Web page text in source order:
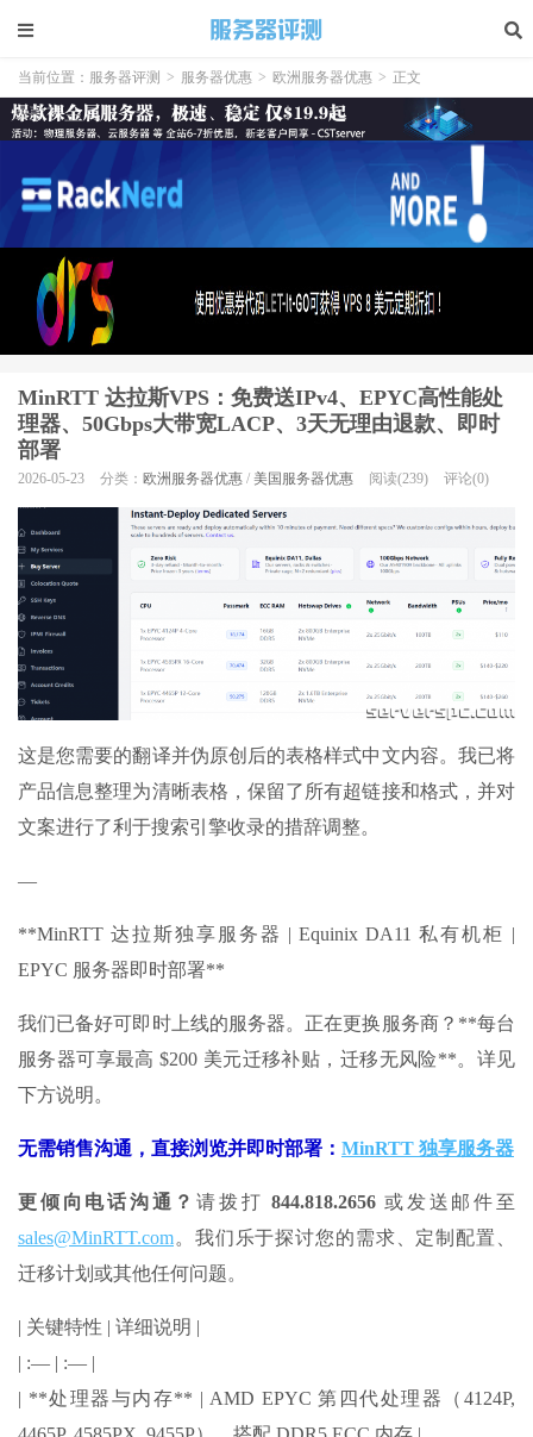
当前位置： 服务器评测 > 服务器优惠 > 欧洲服务器优惠 > 正文
MinRTT 达拉斯VPS：免费送IPv4、EPYC高性能处
理器、50Gbps大带宽LACP、3天无理由退款、即时
部署
2026-05-23 分类： 欧洲服务器优惠 / 美国服务器优惠 阅读(239) 评论(0)
这是您需要的翻译并伪原创后的表格样式中文内容。我已将
产品信息整理为清晰表格，保留了所有超链接和格式，并对
文案进行了利于搜索引擎收录的措辞调整。
—
**MinRTT 达拉斯独享服务器 | Equinix DA11 私有机柜 |
EPYC 服务器即时部署**
我们已备好可即时上线的服务器。正在更换服务商？**每台
服务器可享最高 $200 美元迁移补贴，迁移无风险**。详见
下方说明。
无需销售沟通，直接浏览并即时部署： MinRTT 独享服务器
更倾向电话沟通？请拨打844.818.2656 或发送邮件至
sales@MinRTT.com。我们乐于探讨您的需求、定制配置、
迁移计划或其他任何问题。
| 关键特性 | 详细说明 |
| :— | :— |
| **处理器与内存** | AMD EPYC 第四代处理器（4124P,